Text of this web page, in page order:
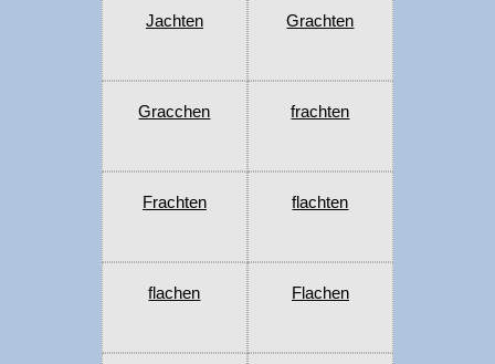
Jachten Grachten
Gracchen frachten
Frachten flachten
flachen Flachen